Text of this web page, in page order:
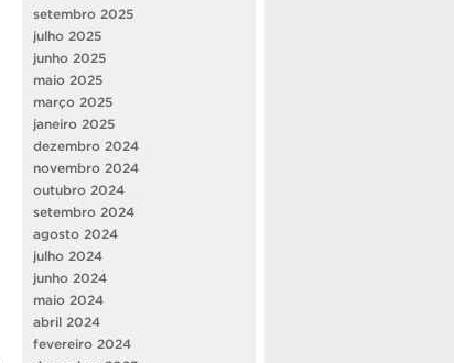
setembro 2025
julho 2025
junho 2025
maio 2025
março 2025
janeiro 2025
dezembro 2024
novembro 2024
outubro 2024
setembro 2024
agosto 2024
julho 2024
junho 2024
maio 2024
abril 2024
fevereiro 2024